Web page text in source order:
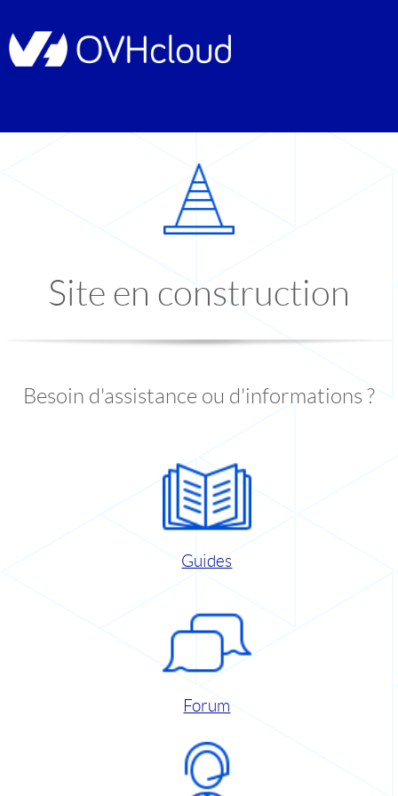
Site en construction
Besoin d'assistance ou d'informations ?
Guides
Forum